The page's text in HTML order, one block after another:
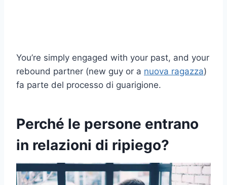
You’re simply engaged with your past, and your
rebound partner (new guy or a nuova ragazza)
fa parte del processo di guarigione.
Perché le persone entrano
in relazioni di ripiego?